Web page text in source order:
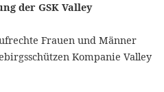
der GSK Valley
Frauen und Männer
Kompanie Valley